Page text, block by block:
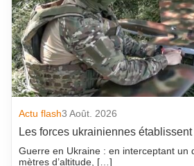
Actu flash3 Août. 2026
Les forces ukrainiennes
Guerre en Ukraine : en interceptant un
mètres d’altitude, […]